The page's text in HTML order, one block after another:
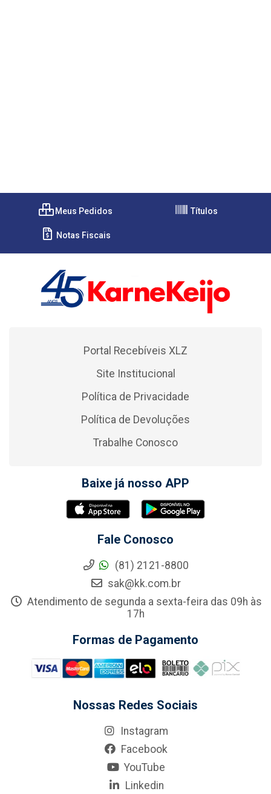
Meus Pedidos Títulos
Notas Fiscais
Portal Recebíveis XLZ
Site Institucional
Política de Privacidade
Política de Devoluções
Trabalhe Conosco
Baixe já nosso APP
Fale Conosco
(81) 2121-8800
sak@kk.com.br
Atendimento de segunda a sexta-feira das 09h às
17h
Formas de Pagamento
Nossas Redes Sociais
Instagram
Facebook
YouTube
Linkedin